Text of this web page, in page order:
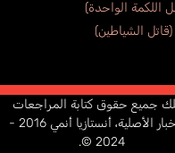
جميع حقوق كتابة المراجعات
والأخبار الأصلية، أنستازيا أنمي 2016 -
2024 ©.